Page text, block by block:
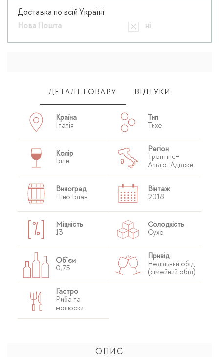
Доставка по всій Україні
Нова Пошта
ні
ДЕТАЛІ ТОВАРУ ВІДГУКИ
Країна
Італія
Тип
Тихе
Колір
Біле
Регіон
Трентіно-
Альто-Адідже
Виноград
Піно Блан
Вінтаж
2018
Міцність
13
Солодкість
Сухе
Об`єм
0,75
Привід
Недільний обід
(сімейний обід)
Гастро
Риба та
молюски
ОПИС